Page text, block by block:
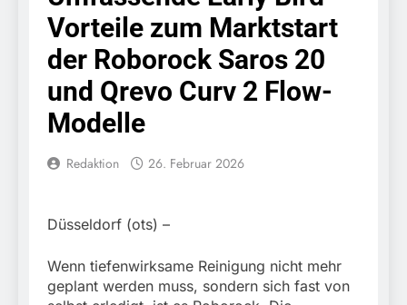
Knopfdruck / Schnelle
Festnahme nach
sexueller Belästigung
Bundespolizeidirektion
München: Bundespolizei
kontrolliert
grenzüberschreitenden
Verkehr / Waffenfund im
7. August 2026
Bundespolizeidirektion
beendet / Bundespolizei
München: Ausgesetzte
Schrotthändler
Euro Sozialleistungen
Ermittlungen der
Finanzkontrolle
Bundespolizeidirektion
München: Europaweit
Vorteile zum Marktstart
der Roborock Saros 20
und Qrevo Curv 2 Flow-
Modelle
Redaktion 26. Februar 2026
Düsseldorf (ots) –
Wenn tiefenwirksame Reinigung nicht mehr
geplant werden muss, sondern sich fast von